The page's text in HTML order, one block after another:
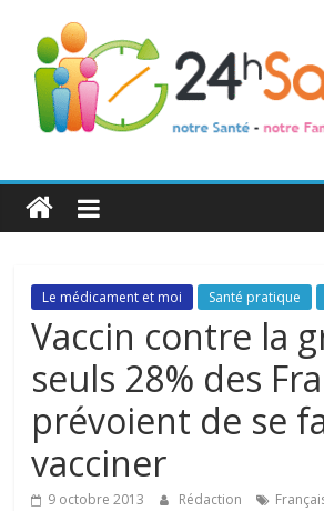
24h
Santé
La
santé
toute
famille
Le médicament et moi Santé pratique
Vaccin contre la
seuls 28% des
prévoient de se
vacciner
9 octobre 2013 Rédaction